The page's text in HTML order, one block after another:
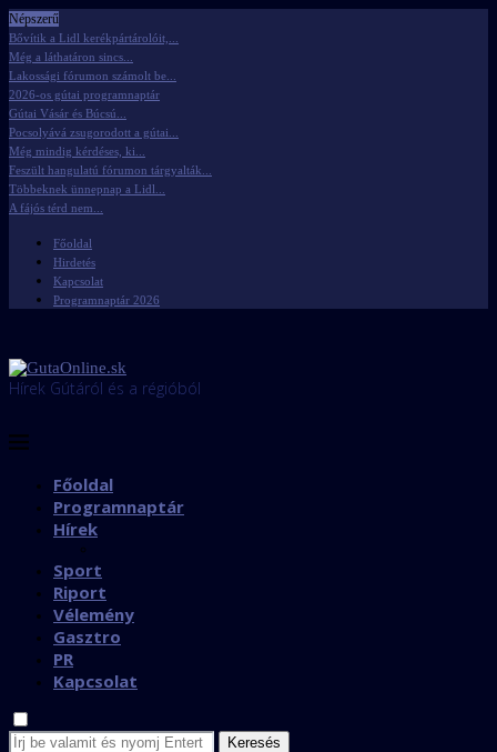
Népszerű
Bővítik a Lidl kerékpártárolóit,...
Még a láthatáron sincs...
Lakossági fórumon számolt be...
2026-os gútai programnaptár
Gútai Vásár és Búcsú...
Pocsolyává zsugorodott a gútai...
Még mindig kérdéses, ki...
Feszült hangulatú fórumon tárgyalták...
Többeknek ünnepnap a Lidl...
A fájós térd nem...
Főoldal
Hirdetés
Kapcsolat
Programnaptár 2026
Hírek Gútáról és a régióból
Főoldal
Programnaptár
Hírek
Sport
Riport
Vélemény
Gasztro
PR
Kapcsolat
Keresés